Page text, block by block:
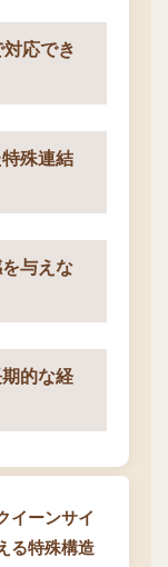
応でき
殊連結
与えな
的な経
イーンサイ
る特殊構造